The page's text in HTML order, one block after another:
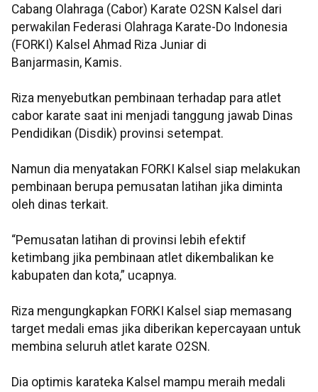
Cabang Olahraga (Cabor) Karate O2SN Kalsel dari
perwakilan Federasi Olahraga Karate-Do Indonesia
(FORKI) Kalsel Ahmad Riza Juniar di
Banjarmasin, Kamis.
Riza menyebutkan pembinaan terhadap para atlet
cabor karate saat ini menjadi tanggung jawab Dinas
Pendidikan (Disdik) provinsi setempat.
Namun dia menyatakan FORKI Kalsel siap melakukan
pembinaan berupa pemusatan latihan jika diminta
oleh dinas terkait.
“Pemusatan latihan di provinsi lebih efektif
ketimbang jika pembinaan atlet dikembalikan ke
kabupaten dan kota,” ucapnya.
Riza mengungkapkan FORKI Kalsel siap memasang
target medali emas jika diberikan kepercayaan untuk
membina seluruh atlet karate O2SN.
Dia optimis karateka Kalsel mampu meraih medali